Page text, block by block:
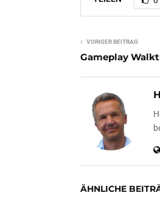
VORIGER BEITRAG
Gameplay
ÄHNLICHE